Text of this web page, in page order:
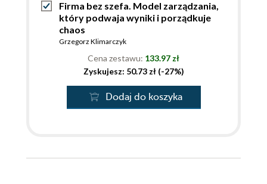
Firma bez szefa. Model zarządzania,
który podwaja wyniki i porządkuje
chaos
Grzegorz Klimarczyk
Cena zestawu: 133.97 zł
Zyskujesz: 50.73 zł (-27%)
Dodaj do koszyka